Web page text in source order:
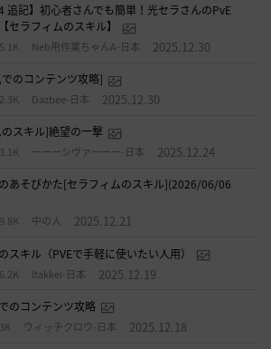
追記】初心者さんでも簡単！光セラさんのPvE
セラフィムのスキル】
5.1K Neb用作業ちゃんA-日本 2025.12.30
のコンテンツ攻略]
2.3K Dazbee-日本 2025.12.30
スキル]絶望の一撃
3.1K ーーーシヴァーーー-日本 2025.12.24
あそびかた[セラフィムのスキル](2026/06/06
9.8K 中の人 2025.12.21
スキル（PVEで手軽に使いたい人用）
6.2K ItakkeI-日本 2025.12.19
のコンテンツ攻略
3K ウィッチクロウ-日本 2025.12.18